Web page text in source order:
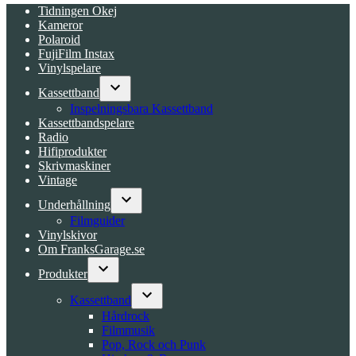
Tidningen Okej
Kameror
Polaroid
FujiFilm Instax
Vinylspelare
Kassettband
Open
dropdown
menu
Inspelningsbara Kassettband
Kassettbandspelare
Radio
Hifiprodukter
Skrivmaskiner
Vintage
Underhållning
Open
Filmguider
Vinylskivor
Om FranksGarage.se
Produkter
Open
dropdown
menu
Kassettband
Open
dropdown
menu
Hårdrock
Filmmusik
Pop, Rock och Punk